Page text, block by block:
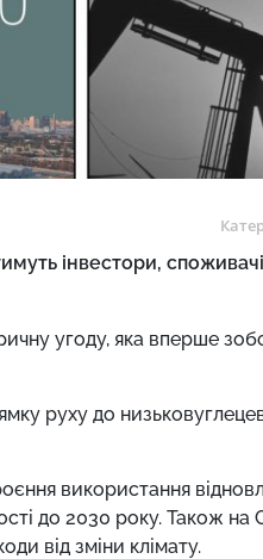
інвестори,
угоду, яка вперше
руху до
використання
до 2030 року. Також на
від зміни клімату.